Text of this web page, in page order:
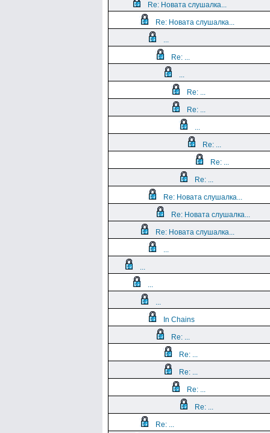
Re: Новата слушалка...
Re: Новата слушалка...
...
Re: ...
...
Re: ...
Re: ...
...
Re: ...
Re: ...
Re: ...
Re: Новата слушалка...
Re: Новата слушалка...
Re: Новата слушалка...
...
...
...
...
In Chains
Re: ...
Re: ...
Re: ...
Re: ...
Re: ...
Re: ...